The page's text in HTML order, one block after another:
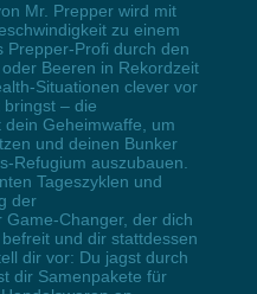
Mr. Prepper wird mit
zu einem
Prepper-Profi durch den
Beeren in Rekordzeit
Situationen clever vor
– die
Geheimwaffe, um
und deinen Bunker
Refugium auszubauen.
Tageszyklen und
der
Game-Changer, der dich
und dir stattdessen
dir vor: Du jagst durch
dir Samenpakete für